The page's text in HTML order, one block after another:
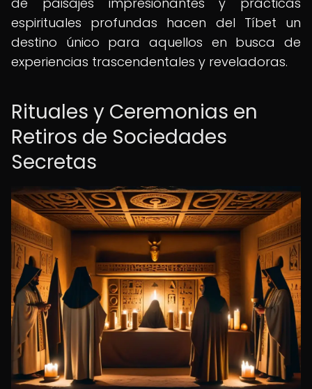
espirituales profundas hacen del Tíbet un
destino único para aquellos en busca de
experiencias trascendentales y reveladoras.
Rituales y Ceremonias en
Retiros de Sociedades
Secretas